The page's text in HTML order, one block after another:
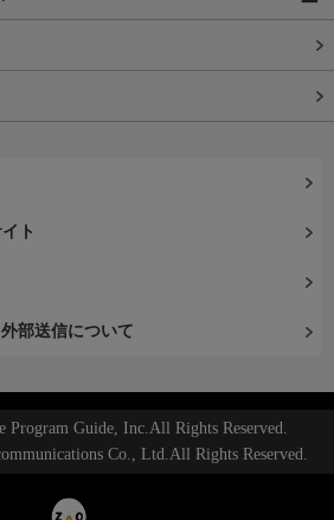
ト
部送信について
Guide, Inc.All Rights Reserved.
Co., Ltd.All Rights Reserved.